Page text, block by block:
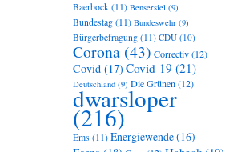
Baerbock (11) Bensersiel (9)
Bundestag (11) Bundeswehr (9)
Bürgerbefragung (11) CDU (10)
Corona (43) Correctiv(12)
Covid (17) Covid-19 (21)
Deutschland (9) Die Grünen(12)
dwarsloper
(216)
Ems (11) Energiewende(16)